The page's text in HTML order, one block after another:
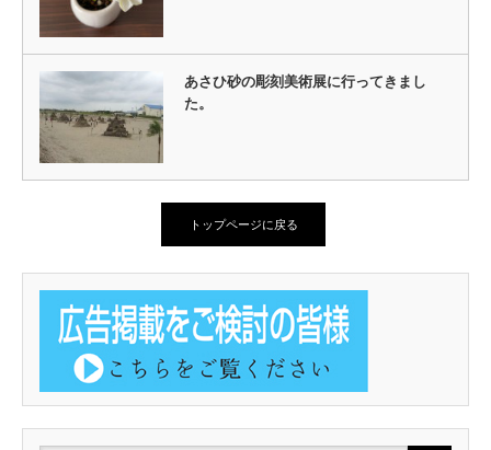
あさひ砂の彫刻美術展に行ってきまし
た。
トップページに戻る